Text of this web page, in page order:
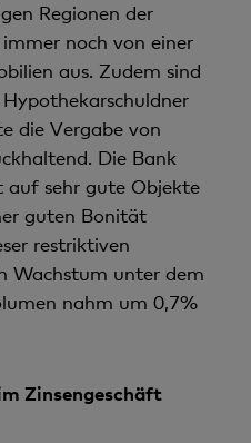
Regionen der
noch von einer
aus. Zudem sind
die Vergabe von
Die Bank
auf sehr gute Objekte
guten Bonität
restriktiven
Wachstum unter dem
nahm um 0,7%
Zinsengeschäft